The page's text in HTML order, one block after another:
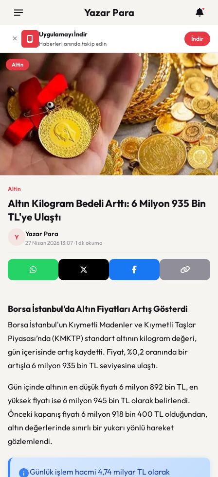
Yazar Para
Uygulamayı İndir
Haberleri anında takip edin
İndir
Altin
Altin
Altın Kilogram Bedeli Arttı: 6 Milyon 935 Bin
TL'ye Ulaştı
Y Yazar Para
27 Nisan 2026 13:07 · 1 dk okuma
Borsa İstanbul'da Altın Fiyatları Artış Gösterdi
Borsa İstanbul'un Kıymetli Madenler ve Kıymetli Taşlar
Piyasası’nda (KMKTP) standart altının kilogram değeri,
gün içerisinde artış kaydetti. Fiyat, %0,2 oranında bir
artışla 6 milyon 935 bin TL seviyesine ulaştı.
Gün içinde altının en düşük fiyatı 6 milyon 892 bin TL, en
yüksek fiyatı ise 6 milyon 945 bin TL olarak belirlendi.
Önceki kapanış fiyatı 6 milyon 918 bin 400 TL olduğundan,
altın değerlerinde sınırlı bir yukarı yönlü hareket
gözlemlendi.
Günlük işlem hacmi 4,74 milyar TL olarak